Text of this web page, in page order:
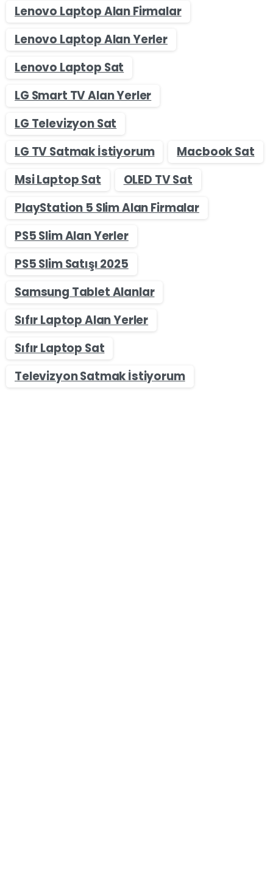
Lenovo Laptop Alan Firmalar
Lenovo Laptop Alan Yerler
Lenovo Laptop Sat
LG Smart TV Alan Yerler
LG Televizyon Sat
LG TV Satmak İstiyorum
Macbook Sat
Msi Laptop Sat
OLED TV Sat
PlayStation 5 Slim Alan Firmalar
PS5 Slim Alan Yerler
PS5 Slim Satışı 2025
Samsung Tablet Alanlar
Sıfır Laptop Alan Yerler
Sıfır Laptop Sat
Televizyon Satmak İstiyorum